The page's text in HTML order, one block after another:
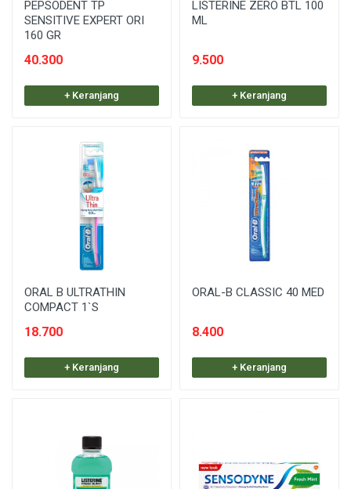
PEPSODENT TP
SENSITIVE EXPERT ORI
160 GR
40.300
+ Keranjang
LISTERINE ZERO BTL 100
ML
9.500
+ Keranjang
ORAL B ULTRATHIN
COMPACT 1`S
18.700
+ Keranjang
ORAL-B CLASSIC 40 MED
8.400
+ Keranjang